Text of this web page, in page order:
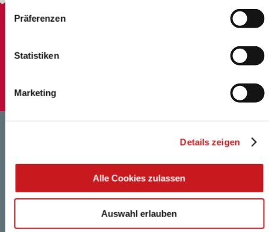
Präferenzen
Statistiken
Marketing
Details zeigen
Alle Cookies zulassen
Auswahl erlauben
FAQ
Karriere